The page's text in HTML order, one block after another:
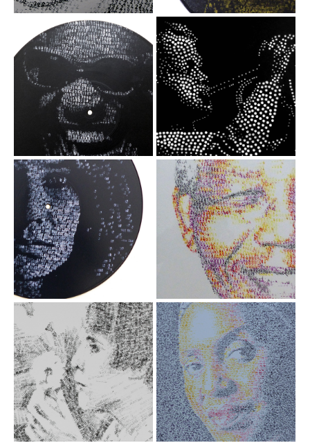
1960 Ray
Charles
Acrylique / tampon
dateur sur disque
vinyle, 30 cm
Le petit
trompettiste
Perforations sur
papier, 40x30 cm
12 AOUT1968
Janis Joplin
Acrylique / tampon
dateur sur disque
vinyle, 30 cm
46664 -
Nelson
Mandela
Encre sur papier /
tampon, 33x65 cm,
2020
21 OCT. 1967 -
La jeune fille à
la fleur
Acrylique / tampon
dateur sur toile,
92x65 cm, 2018
08 NOV 1967 -
Miriam
MAKEBA
Acrylique / tampon
dateur sur toile,
80x80 cm, 2023